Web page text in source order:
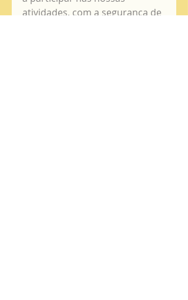
atividades, com a segurança de